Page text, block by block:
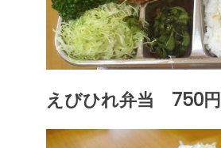
えびひれ弁当 750円